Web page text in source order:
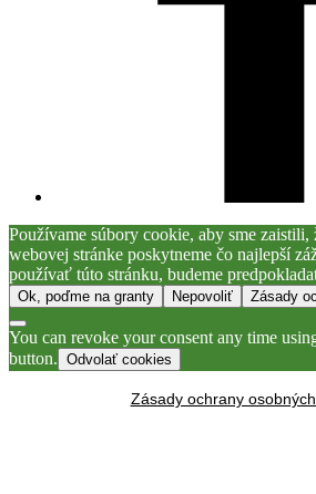
Používame súbory cookie, aby sme zaistili,
webovej stránke poskytneme čo najlepší
používať túto stránku, budeme
Ok, poďme na granty Nepovoliť Zásady
You can revoke your consent any time
button. Odvolať cookies
Zásady ochrany